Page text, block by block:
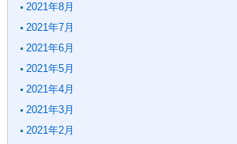
2021年8月
2021年7月
2021年6月
2021年5月
2021年4月
2021年3月
2021年2月